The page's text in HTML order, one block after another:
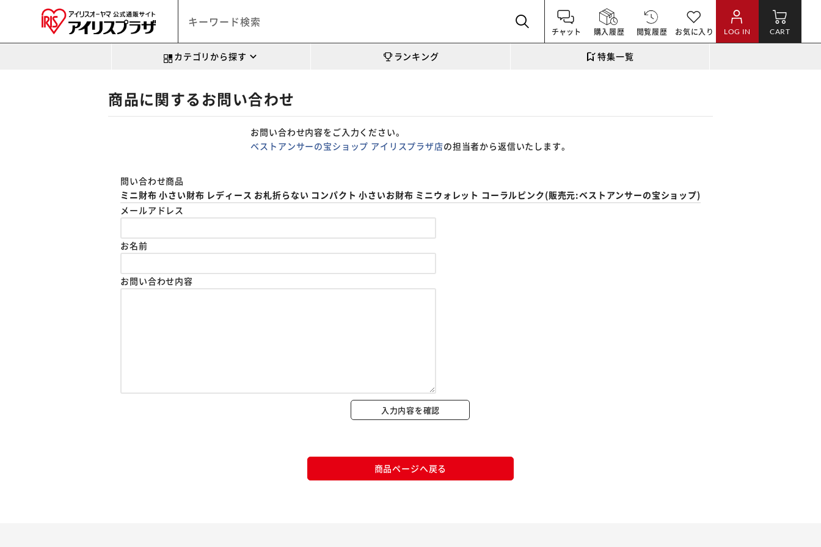
チャット 購入履歴 閲覧履歴 お気に入り LOG IN CART
カテゴリから探す ランキング 特集一覧
商品に関するお問い合わせ
お問い合わせ内容をご入力ください。
ベストアンサーの宝ショップ アイリスプラザ店の担当者から返信いたします。
問い合わせ商品
ミニ財布 小さい財布 レディース お札折らない コンパクト 小さいお財布 ミニウォレット コーラルピンク(販売元:ベストアンサーの宝ショップ)
メールアドレス
お名前
お問い合わせ内容
入力内容を確認
商品ページへ戻る
カートに入れる 購入手続きへ